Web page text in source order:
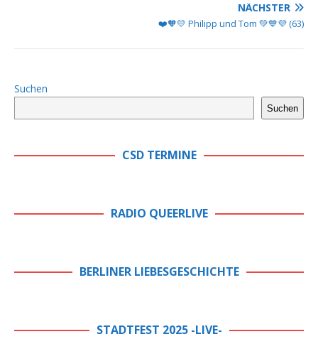
NÄCHSTER
️❤️🧡💛 Philipp und Tom 💚💙💜 (63)
Suchen
Suchen
CSD TERMINE
RADIO QUEERLIVE
BERLINER LIEBESGESCHICHTE
STADTFEST 2025 -LIVE-